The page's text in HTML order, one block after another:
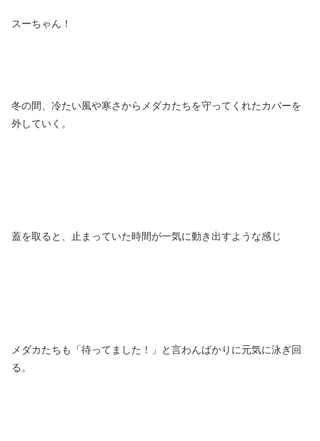
スーちゃん！
冬の間、冷たい風や寒さからメダカたちを守ってくれたカバーを
外していく。
蓋を取ると、止まっていた時間が一気に動き出すような感じ
メダカたちも「待ってました！」と言わんばかりに元気に泳ぎ回
る。